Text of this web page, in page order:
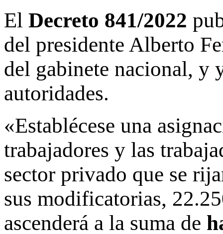
El Decreto 841/2022
del presidente Alberto
del gabinete nacional, y
autoridades.
«Establécese una
trabajadores y las
sector privado que se
sus modificatorias,
ascenderá a la suma de